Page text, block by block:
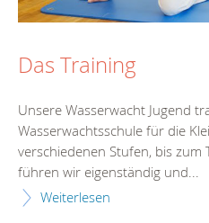
Das Training
Unsere Wasserwacht Jugend
Wasserwachtsschule für die
verschiedenen Stufen, bis zum
führen wir eigenständig und...
Weiterlesen